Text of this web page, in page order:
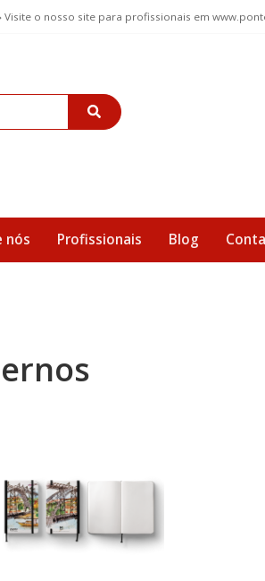
Visite o nosso site para profissionais em
nós Profissionais Blog